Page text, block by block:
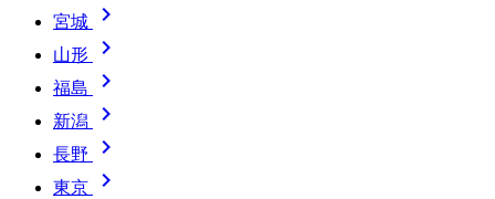
宮城 
山形 
福島 
新潟 
長野 
東京 